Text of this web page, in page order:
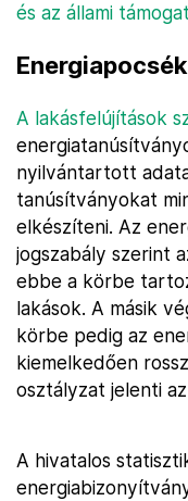
és az állami
A lakásfelújítások
nyilvántartott
tanúsítványokat
elkészíteni. Az
jogszabály szerint
ebbe a körbe
lakások. A másik
körbe pedig az
kiemelkedően
osztályzat jelenti
A hivatalos